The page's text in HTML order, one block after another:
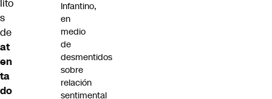
lito
s
de
at
en
ta
do
Infantino,
en
medio
de
desmentidos
sobre
relación
sentimental